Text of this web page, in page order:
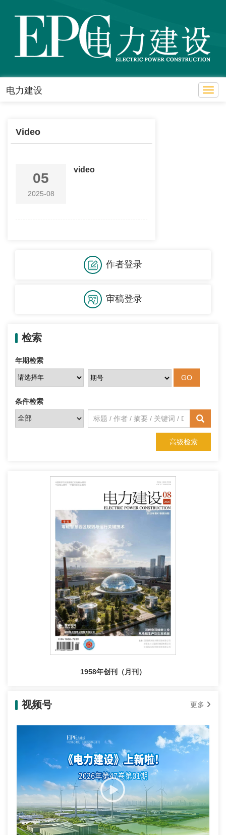
电力建设
Video
05
2025-08
video
作者登录
审稿登录
检索
年期检索
条件检索
高级检索
1958年创刊（月刊）
视频号 更多